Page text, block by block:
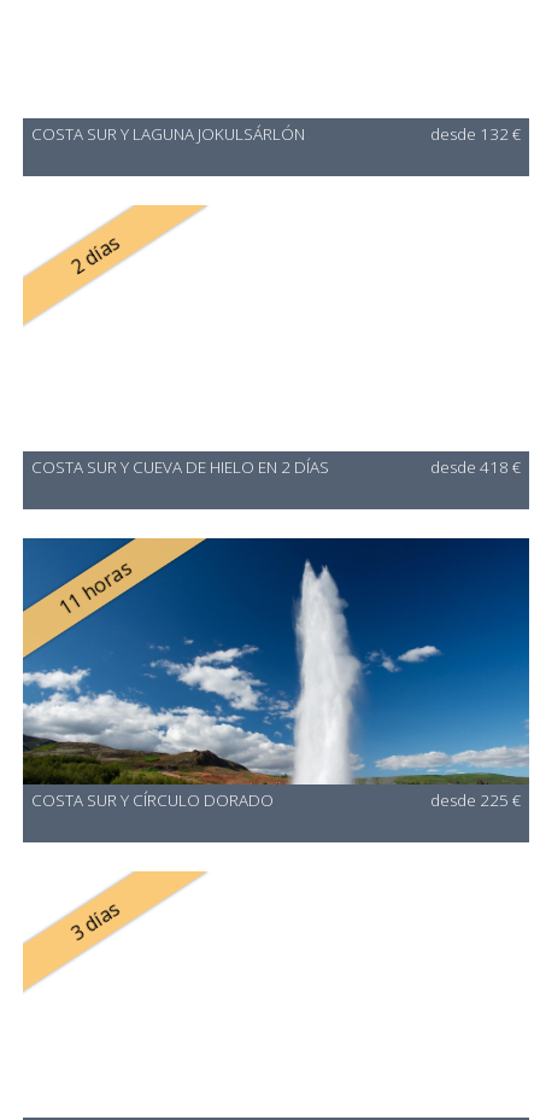
COSTA SUR Y LAGUNA JOKULSÁRLÓN desde 132 €
2 días
COSTA SUR Y CUEVA DE HIELO EN 2 DÍAS desde 418 €
11 horas
COSTA SUR Y CÍRCULO DORADO desde 225 €
3 días